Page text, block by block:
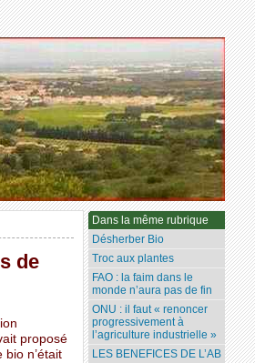
de
proposé
n’était
Dans la même rubrique
Désherber Bio
Troc aux plantes
FAO : la faim dans le
monde n’aura pas de fin
ONU : il faut « renoncer
progressivement à
l’agriculture industrielle »
LES BENEFICES DE L’AB